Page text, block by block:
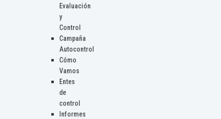
Evaluación
y
Control
Campaña
Autocontrol
Cómo
Vamos
Entes
de
control
Informes